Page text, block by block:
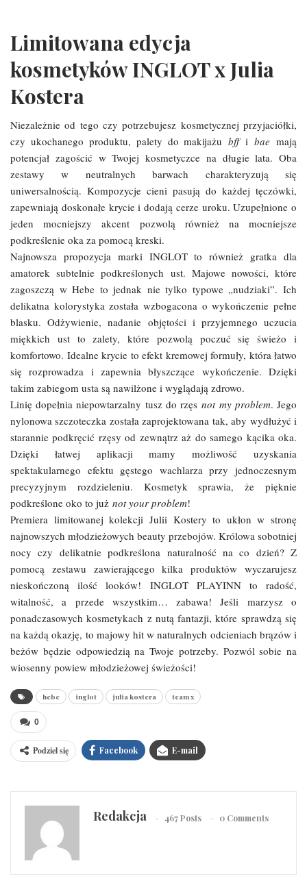
Limitowana edycja
kosmetyków INGLOT x Julia
Kostera
Niezależnie od tego czy potrzebujesz kosmetycznej przyjaciółki,
czy ukochanego produktu, palety do makijażubffibae mają
potencjał zagościć w Twojej kosmetyczce na długie lata. Oba
zestawy w neutralnych barwach charakteryzują się
uniwersalnością. Kompozycje cieni pasują do każdej tęczówki,
zapewniają doskonałe krycie i dodają cerze uroku. Uzupełnione o
jeden mocniejszy akcent pozwolą również na mocniejsze
podkreślenie oka za pomocą kreski.
Najnowsza propozycja marki INGLOT to również gratka dla
amatorek subtelnie podkreślonych ust. Majowe nowości, które
zagoszczą w Hebe to jednak nie tylko typowe „nudziaki”. Ich
delikatna kolorystyka została wzbogacona o wykończenie pełne
blasku. Odżywienie, nadanie objętości i przyjemnego uczucia
miękkich ust to zalety, które pozwolą poczuć się świeżo i
komfortowo. Idealne krycie to efekt kremowej formuły, która łatwo
się rozprowadza i zapewnia błyszczące wykończenie. Dzięki
takim zabiegom usta są nawilżone i wyglądają zdrowo.
Linię dopełnia niepowtarzalny tusz do rzęsnot my problem. Jego
nylonowa szczoteczka została zaprojektowana tak, aby wydłużyć i
starannie podkręcić rzęsy od zewnątrz aż do samego kącika oka.
Dzięki łatwej aplikacji mamy możliwość uzyskania
spektakularnego efektu gęstego wachlarza przy jednoczesnym
precyzyjnym rozdzieleniu. Kosmetyk sprawia, że pięknie
podkreślone oko to już not your problem!
Premiera limitowanej kolekcji Julii Kostery to ukłon w stronę
najnowszych młodzieżowych beauty przebojów. Królowa sobotniej
nocy czy delikatnie podkreślona naturalność na co dzień? Z
pomocą zestawu zawierającego kilka produktów wyczarujesz
nieskończoną ilość looków! INGLOT PLAYINN to radość,
witalność, a przede wszystkim… zabawa! Jeśli marzysz o
ponadczasowych kosmetykach z nutą fantazji, które sprawdzą się
na każdą okazję, to majowy hit w naturalnych odcieniach brązów i
beżów będzie odpowiedzią na Twoje potrzeby. Pozwól sobie na
wiosenny powiew młodzieżowej świeżości!
hebe inglot julia kostera team x
0
Podziel się Facebook E-mail
Redakcja 467 Posts 0 Comments